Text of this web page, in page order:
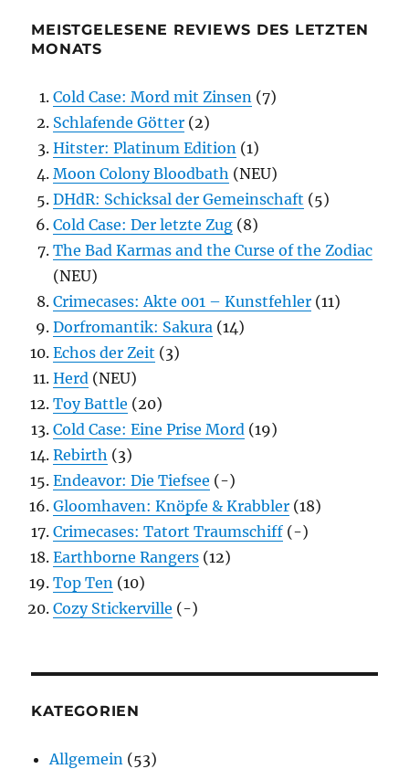
MEISTGELESENE REVIEWS DES LETZTEN
MONATS
Cold Case: Mord mit Zinsen (7)
Schlafende Götter (2)
Hitster: Platinum Edition (1)
Moon Colony Bloodbath (NEU)
DHdR: Schicksal der Gemeinschaft (5)
Cold Case: Der letzte Zug (8)
The Bad Karmas and the Curse of the Zodiac
(NEU)
Crimecases: Akte 001 – Kunstfehler (11)
Dorfromantik: Sakura (14)
Echos der Zeit (3)
Herd (NEU)
Toy Battle (20)
Cold Case: Eine Prise Mord (19)
Rebirth (3)
Endeavor: Die Tiefsee (-)
Gloomhaven: Knöpfe & Krabbler (18)
Crimecases: Tatort Traumschiff (-)
Earthborne Rangers (12)
Top Ten (10)
Cozy Stickerville (-)
KATEGORIEN
Allgemein (53)